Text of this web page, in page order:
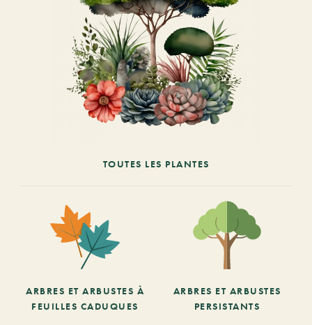
TOUTES LES PLANTES
ARBRES ET ARBUSTES À
FEUILLES CADUQUES
ARBRES ET ARBUSTES
PERSISTANTS